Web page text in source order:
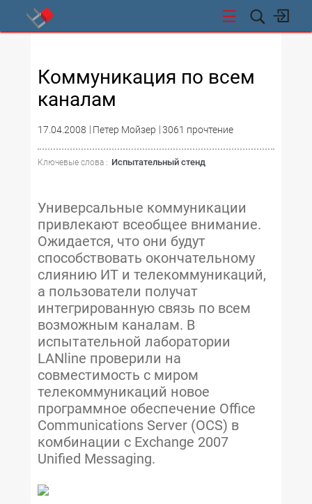
Коммуникация по всем
каналам
17.04.2008 Петер Мойзер 3061 прочтение
Ключевые слова : Испытательный стенд
Универсальные коммуникации
привлекают всеобщее внимание.
Ожидается, что они будут
способствовать окончательному
слиянию ИТ и телекоммуникаций,
а пользователи получат
интегрированную связь по всем
возможным каналам. В
испытательной лаборатории
LANline проверили на
совместимость с миром
телекоммуникаций новое
программное обеспечение Office
Communications Server (OCS) в
комбинации с Exchange 2007
Unified Messaging.